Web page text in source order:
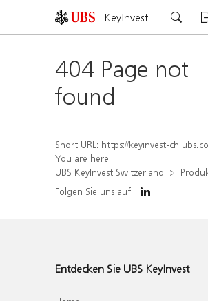
KeyInvest
404 Page not
found
Short URL: https://keyinvest-ch.ubs.com/produkt/detail/index/
You are here:
UBS KeyInvest Switzerland
Folgen Sie uns auf
Entdecken Sie UBS KeyInvest